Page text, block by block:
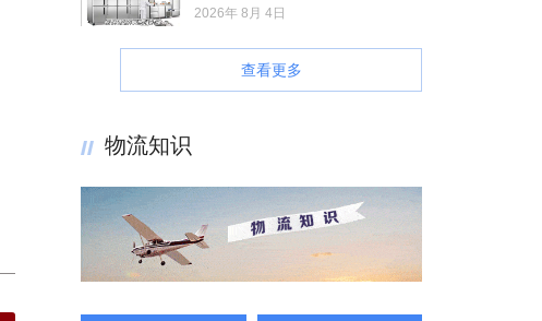
2026年 8月 4日
查看更多
物流知识